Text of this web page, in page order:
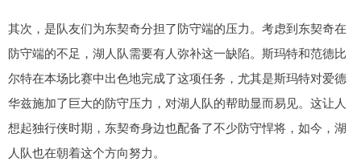
其次，是队友们为东契奇分担了防守端的压力。考虑到东契奇在
防守端的不足，湖人队需要有人弥补这一缺陷。斯玛特和范德比
尔特在本场比赛中出色地完成了这项任务，尤其是斯玛特对爱德
华兹施加了巨大的防守压力，对湖人队的帮助显而易见。这让人
想起独行侠时期，东契奇身边也配备了不少防守悍将，如今，湖
人队也在朝着这个方向努力。